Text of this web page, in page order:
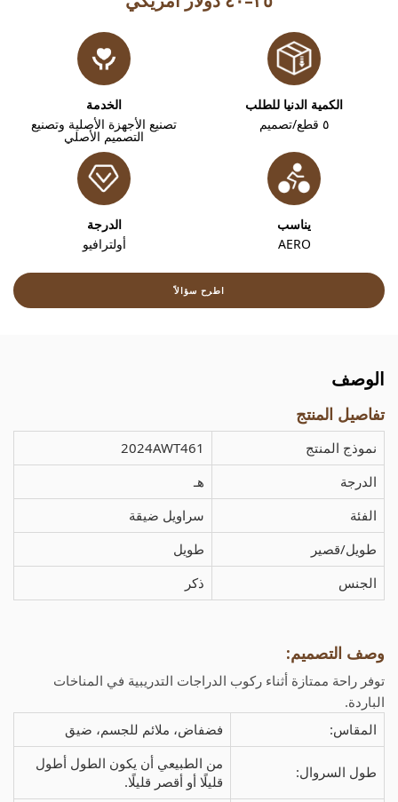
الكمية الدنيا للطلب
٥ قطع/تصميم
الخدمة
تصنيع الأجهزة الأصلية وتصنيع
التصميم الأصلي
يناسب
AERO
الدرجة
أولترافيو
اطرح سؤالاً
الوصف
تفاصيل المنتج
نموذج المنتج
2024AWT461
الدرجة
هـ
الفئة
سراويل ضيقة
طويل/قصير
طويل
الجنس
ذكر
وصف التصميم:
توفر راحة ممتازة أثناء ركوب الدراجات التدريبية في المناخات
الباردة.
المقاس:
فضفاض، ملائم للجسم، ضيق
طول السروال:
من الطبيعي أن يكون الطول أطول
قليلًا أو أقصر قليلًا.